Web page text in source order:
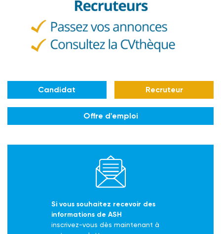
Candidat Recruteur
Offre d'emploi
Si vous souhaitez recevoir des
informations de ASH
inscrivez-vous dès maintenant à